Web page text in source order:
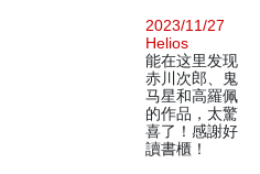
2023/11/27
Helios
能在这里发现
赤川次郎、鬼
马星和高羅佩
的作品，太驚
喜了！感謝好
讀書櫃！